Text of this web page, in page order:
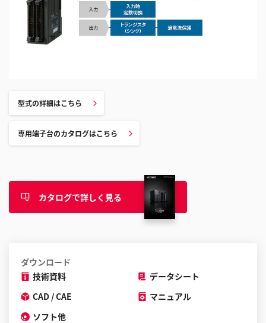
型式の詳細はこちら
専用端子台のカタログはこちら
カタログで詳しく見る
ダウンロード
技術資料
データシート
CAD / CAE
マニュアル
ソフト他